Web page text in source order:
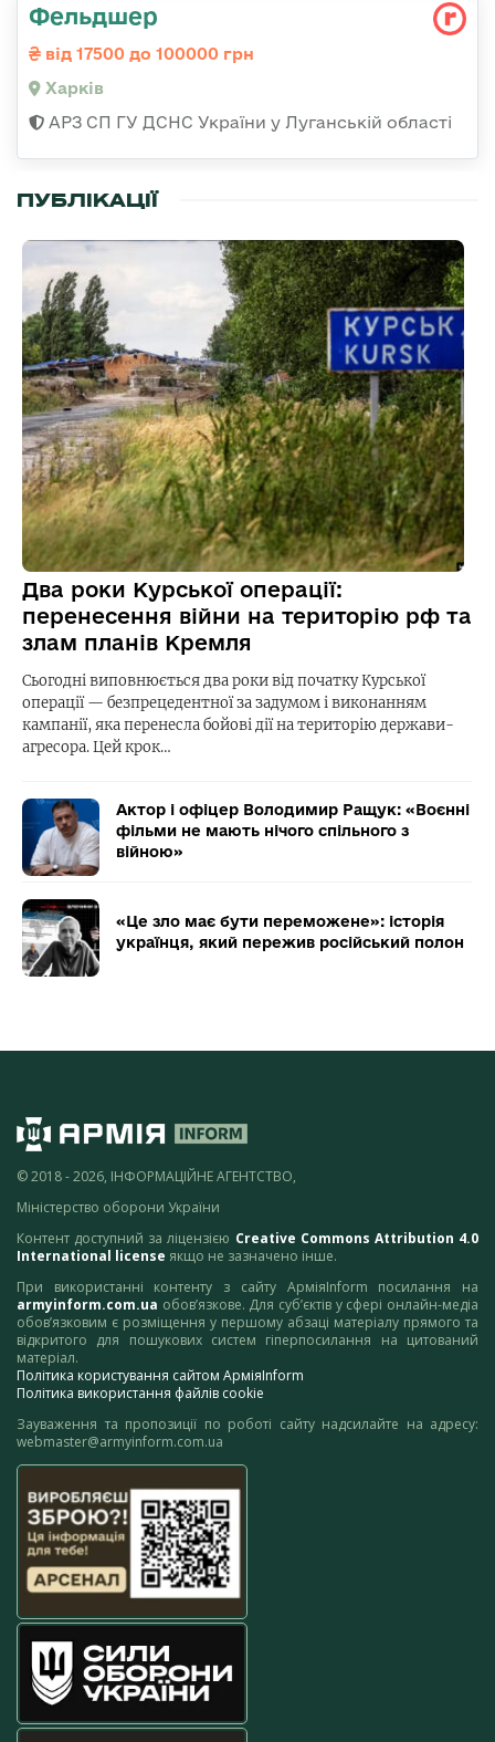
Фельдшер
від 17500 до 100000 грн
Харків
АРЗ СП ГУ ДСНС України у Луганській області
ПУБЛІКАЦІЇ
Два роки Курської операції:
перенесення війни на територію рф та
злам планів Кремля
Сьогодні виповнюється два роки від початку Курської
операції — безпрецедентної за задумом і виконанням
кампанії, яка перенесла бойові дії на територію держави-
агресора. Цей крок…
Актор і офіцер Володимир Ращук: «Воєнні
фільми не мають нічого спільного з
війною»
«Це зло має бути переможене»: історія
українця, який пережив російський полон
© 2018 - 2026, ІНФОРМАЦІЙНЕ АГЕНТСТВО,
Міністерство оборони України
Контент доступний за ліцензією Creative Commons Attribution 4.0
International license якщо не зазначено інше.
При використанні контенту з сайту АрміяInform посилання на
armyinform.com.ua обов’язкове. Для суб’єктів у сфері онлайн-медіа
обов’язковим є розміщення у першому абзаці матеріалу прямого та
відкритого для пошукових систем гіперпосилання на цитований
матеріал.
Політика користування сайтом АрміяInform
Політика використання файлів cookie
Зауваження та пропозиції по роботі сайту надсилайте на адресу:
webmaster@armyinform.com.ua